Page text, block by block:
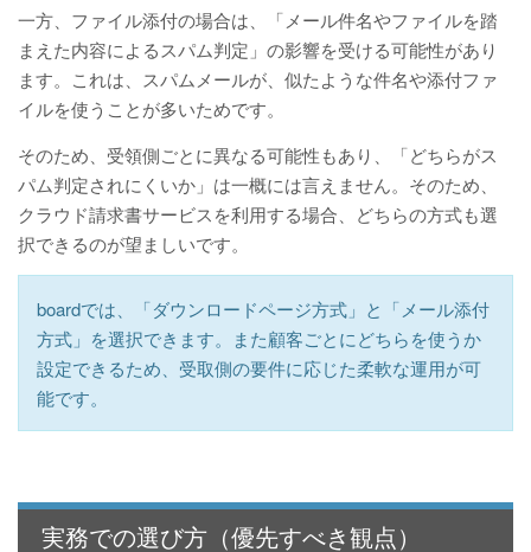
一方、ファイル添付の場合は、「メール件名やファイルを踏
まえた内容によるスパム判定」の影響を受ける可能性があり
ます。これは、スパムメールが、似たような件名や添付ファ
イルを使うことが多いためです。
そのため、受領側ごとに異なる可能性もあり、「どちらがス
パム判定されにくいか」は一概には言えません。そのため、
クラウド請求書サービスを利用する場合、どちらの方式も選
択できるのが望ましいです。
boardでは、「ダウンロードページ方式」と「メール添付
方式」を選択できます。また顧客ごとにどちらを使うか
設定できるため、受取側の要件に応じた柔軟な運用が可
能です。
実務での選び方（優先すべき観点）